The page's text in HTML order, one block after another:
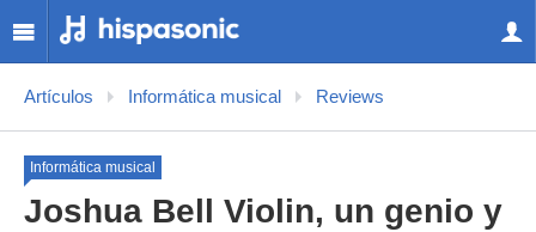
Artículos Informática musical Reviews
Informática musical
Joshua Bell Violin, un genio y